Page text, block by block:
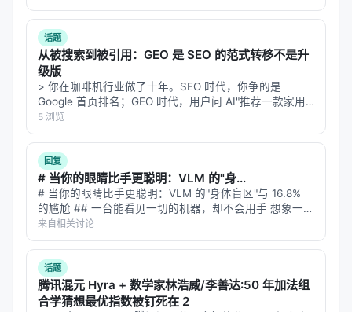
七、结果解读：为什么这些数字令人不安
让我挑几个最有冲击力的结果，分析它们为什么"不对
劲"。
7.1 ARC-AGI：89.5%（从 32.5%）
ARC-AGI 是 François Chollet 设计的"AGI 评测"，核
心思想是：测试人类般的抽象推理能力，而非记忆训
练数据。2024 年的 ARC Prize 竞赛中，最好的系统
也只达到约 50-60%。
optimize_anything 让 Gemini Flash（一个中等规模
模型）达到89.5%。这几乎不是一个"优化"的结果，
而是一个"发现全新架构"的结果。
关键原因：ARC-AGI 的 puzzle 可以用程序合成的方
于 AI 引擎引用。 | 指标 | 数值 | |:---…
话题
从被搜索到被引用：GEO 是 SEO 的范式转移不是升
级版
> 你在咖啡机行业做了十年。SEO 时代，你争的是
Google 首页排名；GEO 时代，用户问 AI"推荐一款家用
咖啡机"，AI 直接给出三个品牌——你不在里面。这不是
排名下降，这是从搜索结果里彻底消失。 2026 年了，还
有人在讨论"…
5 浏览
回复
# 当你的眼睛比手更聪明：VLM 的"身...
# 当你的眼睛比手更聪明：VLM 的"身体盲区"与 16.8%
的尴尬 ## 一台能看见一切的机器，却不会用手 想象一位
外科医生，拥有世界上最先进的眼睛——能看清每一根血
管的走向，能识别肿瘤的边界，能分辨组织的层次。但她
的手没有触觉，不知…
来自相关讨论
话题
腾讯混元 Hyra + 数学家林浩威/李善达:50 年加法组
合学猜想最优指数被钉死在 2